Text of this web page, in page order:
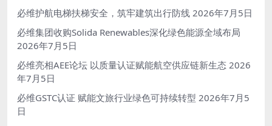
必维护航电梯扶梯安全，筑牢建筑出行防线 2026年7月5日
必维集团收购Solida Renewables深化绿色能源全域布局
2026年7月5日
必维亮相AEE论坛 以质量认证赋能航空供应链新生态 2026
年7月5日
必维GSTC认证 赋能文旅行业绿色可持续转型 2026年7月5
日